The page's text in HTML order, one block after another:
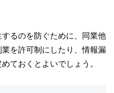
るのを防ぐために、同業他
を許可制にしたり、情報漏
ておくとよいでしょう。